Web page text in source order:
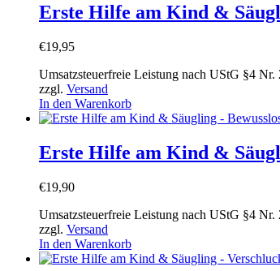
Erste Hilfe am Kind &
€19,95
Umsatzsteuerfreie Leistung nach UStG §4 Nr.
zzgl. Versand
In den Warenkorb
Erste Hilfe am Kind &
€19,90
Umsatzsteuerfreie Leistung nach UStG §4 Nr.
zzgl. Versand
In den Warenkorb